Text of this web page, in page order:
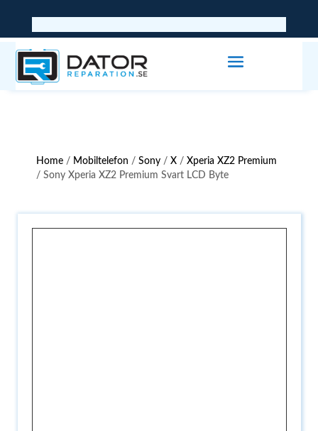
Home / Mobiltelefon /Sony /X /Xperia XZ2 Premium
/ Sony Xperia XZ2 Premium Svart LCD Byte